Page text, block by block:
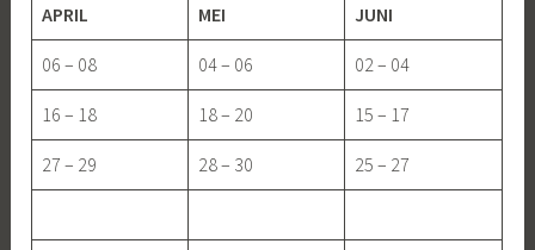
APRIL MEI JUNI
06 – 08 04 – 06 02 – 04
16 – 18 18 – 20 15 – 17
27 – 29 28 – 30 25 – 27